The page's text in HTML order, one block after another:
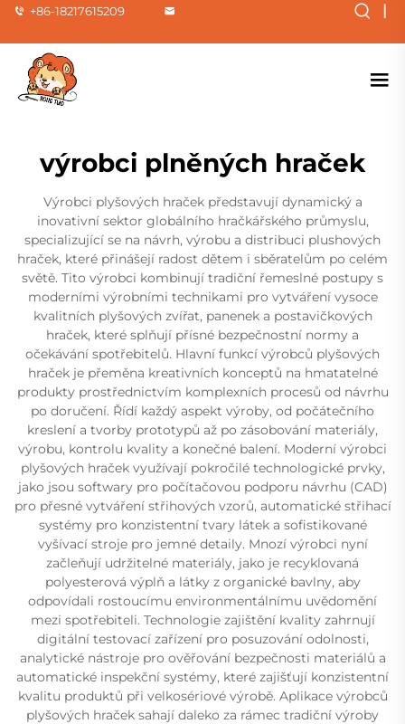
+86-18217615209 |
výrobci plněných hraček
Výrobci plyšových hraček představují dynamický a
inovativní sektor globálního hračkářského průmyslu,
specializující se na návrh, výrobu a distribuci plushových
hraček, které přinášejí radost dětem i sběratelům po celém
světě. Tito výrobci kombinují tradiční řemeslné postupy s
moderními výrobními technikami pro vytváření vysoce
kvalitních plyšových zvířat, panenek a postavičkových
hraček, které splňují přísné bezpečnostní normy a
očekávání spotřebitelů. Hlavní funkcí výrobců plyšových
hraček je přeměna kreativních konceptů na hmatatelné
produkty prostřednictvím komplexních procesů od návrhu
po doručení. Řídí každý aspekt výroby, od počátečního
kreslení a tvorby prototypů až po zásobování materiály,
výrobu, kontrolu kvality a konečné balení. Moderní výrobci
plyšových hraček využívají pokročilé technologické prvky,
jako jsou softwary pro počítačovou podporu návrhu (CAD)
pro přesné vytváření střihových vzorů, automatické střihací
systémy pro konzistentní tvary látek a sofistikované
vyšívací stroje pro jemné detaily. Mnozí výrobci nyní
začleňují udržitelné materiály, jako je recyklovaná
polyesterová výplň a látky z organické bavlny, aby
odpovídali rostoucímu environmentálnímu uvědomění
mezi spotřebiteli. Technologie zajištění kvality zahrnují
digitální testovací zařízení pro posuzování odolnosti,
analytické nástroje pro ověřování bezpečnosti materiálů a
automatické inspekční systémy, které zajišťují konzistentní
kvalitu produktů při velkosériové výrobě. Aplikace výrobců
plyšových hraček sahají daleko za rámec tradiční výroby